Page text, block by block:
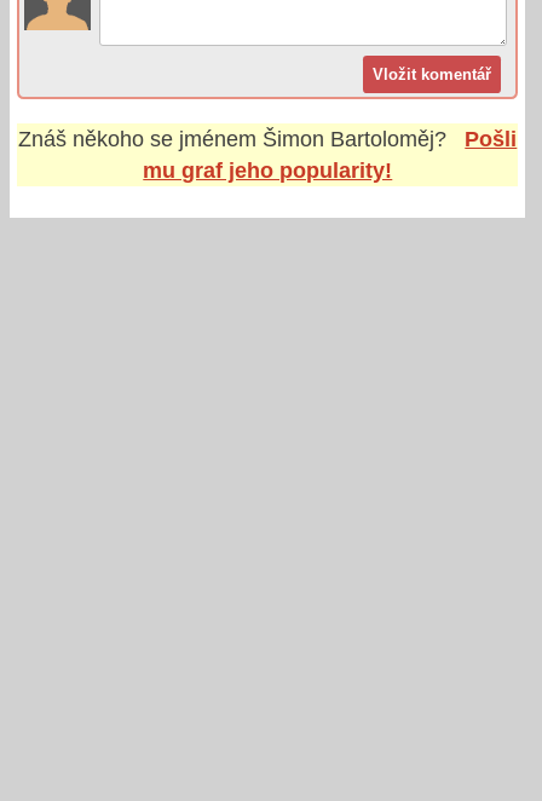
Znáš někoho se jménem Šimon Bartoloměj?
Pošli
mu graf jeho popularity!